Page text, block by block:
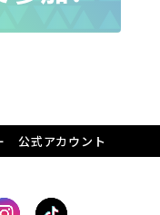
公式アカウント